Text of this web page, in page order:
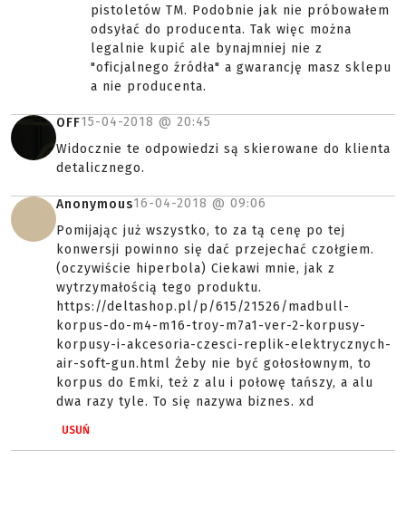
pistoletów TM. Podobnie jak nie próbowałem
odsyłać do producenta. Tak więc można
legalnie kupić ale bynajmniej nie z
"oficjalnego źródła" a gwarancję masz sklepu
a nie producenta.
OFF15-04-2018 @ 20:45
Widocznie te odpowiedzi są skierowane do klienta
detalicznego.
Anonymous16-04-2018 @ 09:06
Pomijając już wszystko, to za tą cenę po tej
konwersji powinno się dać przejechać czołgiem.
(oczywiście hiperbola) Ciekawi mnie, jak z
wytrzymałością tego produktu.
https://deltashop.pl/p/615/21526/madbull-
korpus-do-m4-m16-troy-m7a1-ver-2-korpusy-
korpusy-i-akcesoria-czesci-replik-elektrycznych-
air-soft-gun.html Żeby nie być gołosłownym, to
korpus do Emki, też z alu i połowę tańszy, a alu
dwa razy tyle. To się nazywa biznes. xd
USUŃ